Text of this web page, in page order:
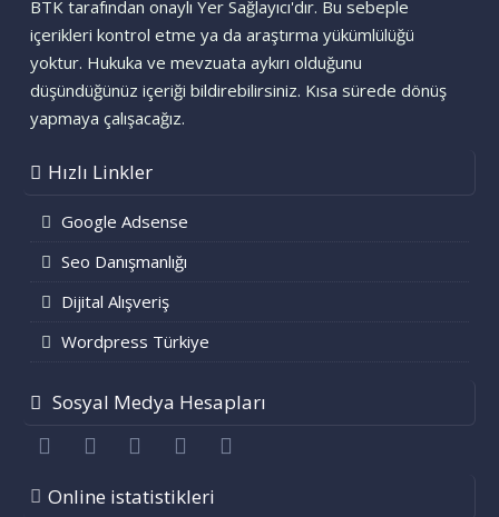
BTK tarafından onaylı Yer Sağlayıcı'dır. Bu sebeple
içerikleri kontrol etme ya da araştırma yükümlülüğü
yoktur. Hukuka ve mevzuata aykırı olduğunu
düşündüğünüz içeriği bildirebilirsiniz. Kısa sürede dönüş
yapmaya çalışacağız.
Hızlı Linkler
Google Adsense
Seo Danışmanlığı
Dijital Alışveriş
Wordpress Türkiye
Sosyal Medya Hesapları
FacebookTwitter youtubeBize ulaşın
Online istatistikleri